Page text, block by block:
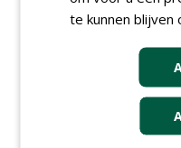
onderhoud
dinsdag 4 augustus 2026
Provincie
onderhoud
provincie Drenthe
Boomverzorging.
te kunnen blijven